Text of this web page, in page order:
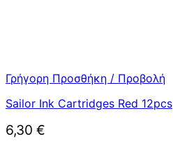
Γρήγορη Προσθήκη / Προβολή
Sailor Ink Cartridges Red 12pcs
6,30 €